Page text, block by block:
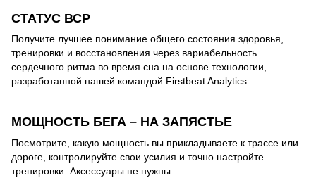
СТАТУС ВСР
Получите лучшее понимание общего состояния здоровья,
тренировки и восстановления через вариабельность
сердечного ритма во время сна на основе технологии,
разработанной нашей командой Firstbeat Analytics.
МОЩНОСТЬ БЕГА – НА ЗАПЯСТЬЕ
Посмотрите, какую мощность вы прикладываете к трассе или
дороге, контролируйте свои усилия и точно настройте
тренировки. Аксессуары не нужны.